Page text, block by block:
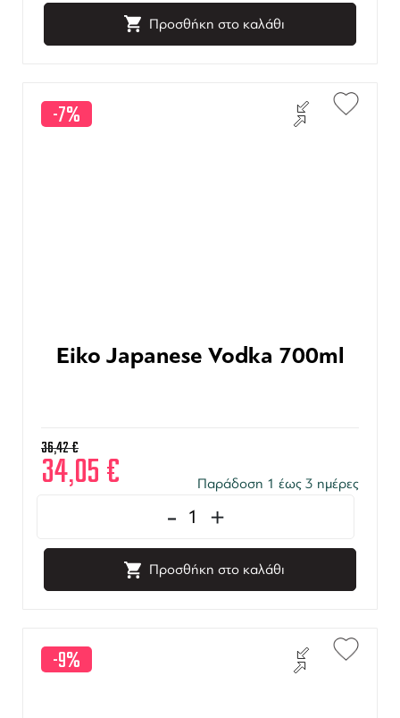
Προσθήκη στο καλάθι
-7%
Eiko Japanese Vodka 700ml
36,42€
34,05 € Παράδοση 1 έως 3 ημέρες
- +
Προσθήκη στο καλάθι
-9%